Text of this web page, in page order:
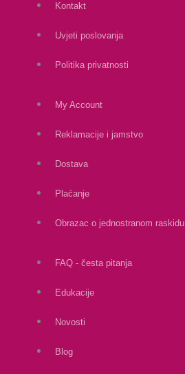
Kontakt
Uvjeti poslovanja
Politika privatnosti
My Account
Reklamacije i jamstvo
Dostava
Plaćanje
Obrazac o jednostranom raskidu
FAQ - česta pitanja
Edukacije
Novosti
Blog